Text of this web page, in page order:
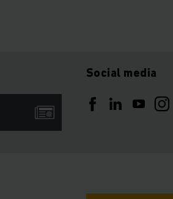
Social media